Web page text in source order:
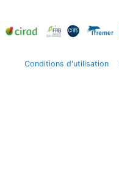
Conditions d'utilisation